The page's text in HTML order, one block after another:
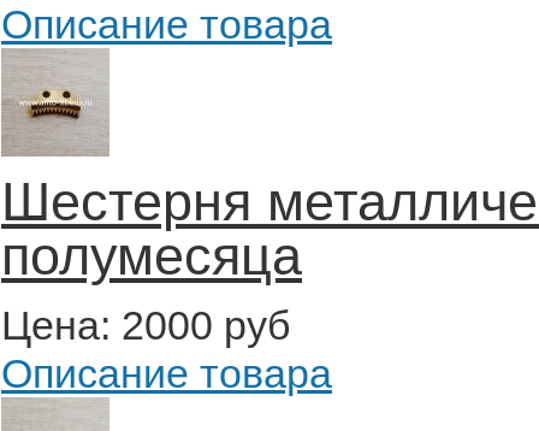
Описание товара
Шестерня
полумесяца
Цена: 2000 руб
Описание товара